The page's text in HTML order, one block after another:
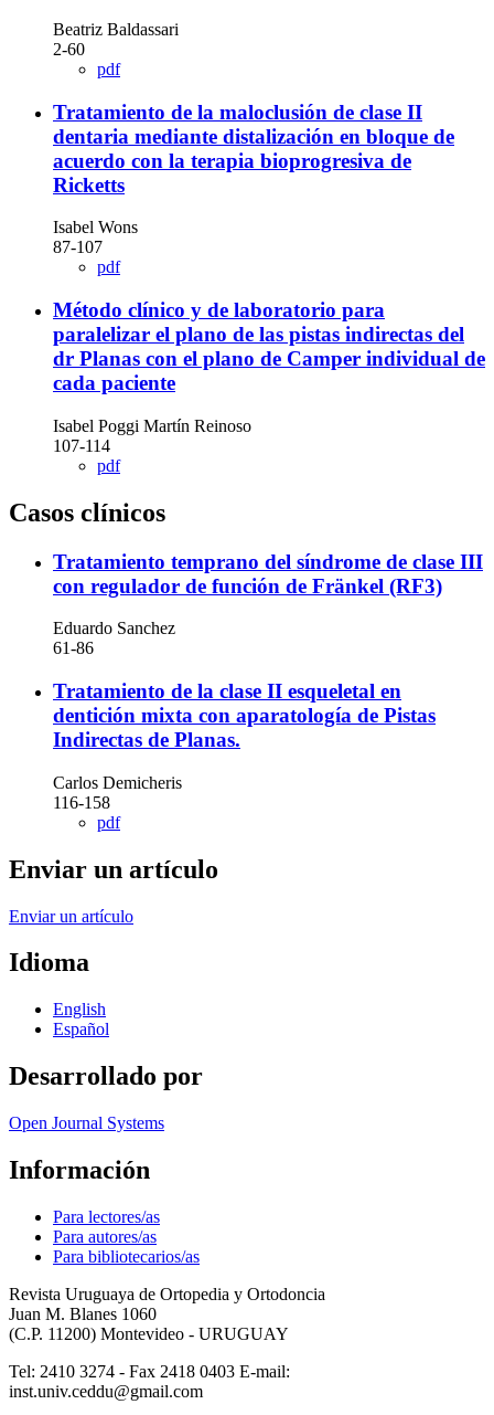
Beatriz Baldassari
2-60
pdf
Tratamiento de la maloclusión de clase II
dentaria mediante distalización en bloque de
acuerdo con la terapia bioprogresiva de
Ricketts
Isabel Wons
87-107
pdf
Método clínico y de laboratorio para
paralelizar el plano de las pistas indirectas del
dr Planas con el plano de Camper individual de
cada paciente
Isabel Poggi Martín Reinoso
107-114
pdf
Casos clínicos
Tratamiento temprano del síndrome de clase III
con regulador de función de Fränkel (RF3)
Eduardo Sanchez
61-86
Tratamiento de la clase II esqueletal en
dentición mixta con aparatología de Pistas
Indirectas de Planas.
Carlos Demicheris
116-158
pdf
Enviar un artículo
Enviar un artículo
Idioma
English
Español
Desarrollado por
Open Journal Systems
Información
Para lectores/as
Para autores/as
Para bibliotecarios/as
Revista Uruguaya de Ortopedia y Ortodoncia
Juan M. Blanes 1060
(C.P. 11200) Montevideo - URUGUAY
Tel: 2410 3274 - Fax 2418 0403 E-mail:
inst.univ.ceddu@gmail.com